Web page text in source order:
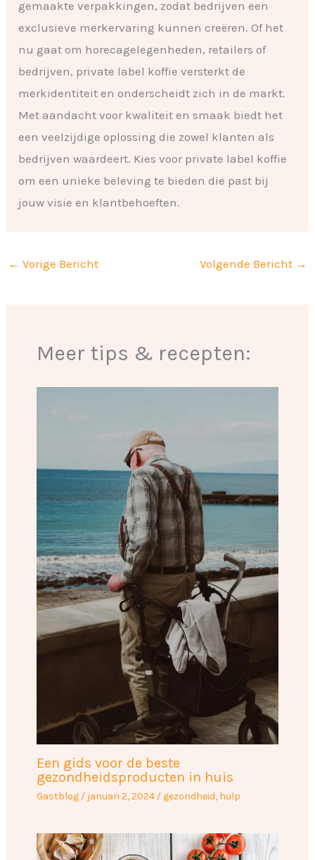
gemaakte verpakkingen, zodat bedrijven een
exclusieve merkervaring kunnen creëren. Of het
nu gaat om horecagelegenheden, retailers of
bedrijven, private label koffie versterkt de
merkidentiteit en onderscheidt zich in de markt.
Met aandacht voor kwaliteit en smaak biedt het
een veelzijdige oplossing die zowel klanten als
bedrijven waardeert. Kies voor private label koffie
om een unieke beleving te bieden die past bij
jouw visie en klantbehoeften.
← Vorige Bericht Volgende Bericht →
Meer tips & recepten:
Een gids voor de beste
gezondheidsproducten in huis
Gastblog/ januari 2, 2024 / gezondheid, hulp